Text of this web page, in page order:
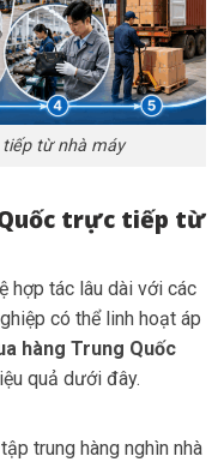
từ nhà máy
trực tiếp từ
hợp tác lâu dài với các
có thể linh hoạt áp
hàng Trung Quốc
quả dưới đây.
trung hàng nghìn nhà